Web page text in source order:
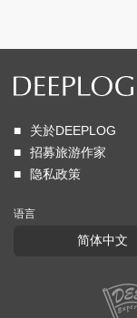
关於DEEPLOG
招募旅游作家
隐私政策
语言
简体中文